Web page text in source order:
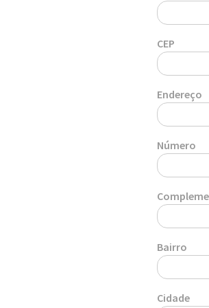
CEP
Endereço
Número
Bairro
Cidade